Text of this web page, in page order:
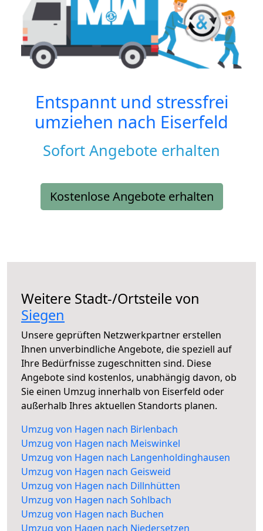
Entspannt und stressfrei
umziehen nach Eiserfeld
Sofort Angebote erhalten
Kostenlose Angebote erhalten
Weitere Stadt-/Ortsteile von
Siegen
Unsere geprüften Netzwerkpartner erstellen
Ihnen unverbindliche Angebote, die speziell auf
Ihre Bedürfnisse zugeschnitten sind. Diese
Angebote sind kostenlos, unabhängig davon, ob
Sie einen Umzug innerhalb von Eiserfeld oder
außerhalb Ihres aktuellen Standorts planen.
Umzug von Hagen nach Birlenbach
Umzug von Hagen nach Meiswinkel
Umzug von Hagen nach Langenholdinghausen
Umzug von Hagen nach Geisweid
Umzug von Hagen nach Dillnhütten
Umzug von Hagen nach Sohlbach
Umzug von Hagen nach Buchen
Umzug von Hagen nach Niedersetzen